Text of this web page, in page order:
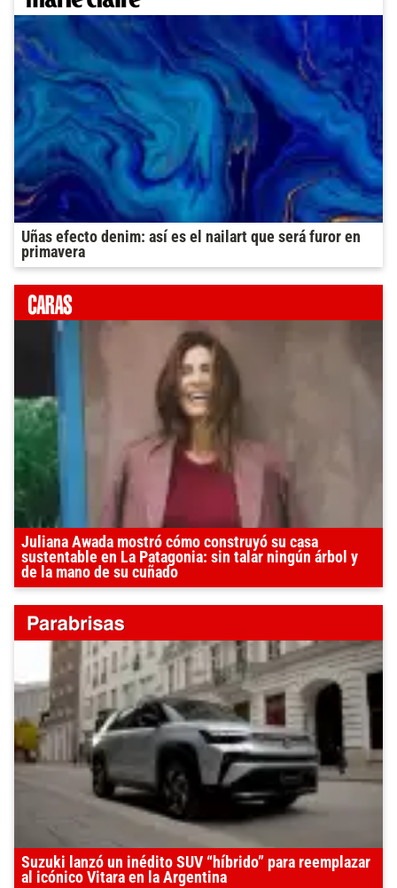
Uñas efecto denim: así es el nailart que será furor en
primavera
Juliana Awada mostró cómo construyó su casa
sustentable en La Patagonia: sin talar ningún árbol y
de la mano de su cuñado
Suzuki lanzó un inédito SUV “híbrido” para reemplazar
al icónico Vitara en la Argentina